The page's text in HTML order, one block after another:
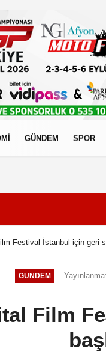
GÜNDEM SPOR
Festival İstanbul için geri
GÜNDEM
Film